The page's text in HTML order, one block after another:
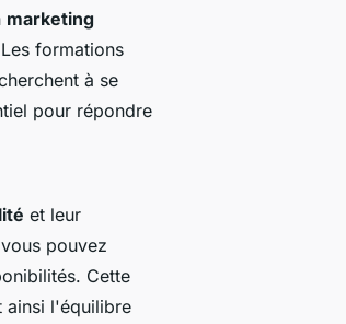
marketing
formations
à se
pour répondre
et leur
pouvez
Cette
ainsi l'équilibre